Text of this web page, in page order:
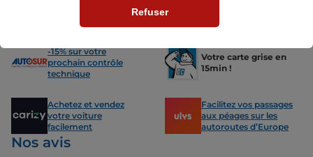
-15% sur votre
prochain contrôle
technique
Votre carte grise en
15min !
Achetez et vendez
votre voiture
facilement
Facilitez vos passages
aux péages sur les
autoroutes d’Europe
Nos avis
Refuser